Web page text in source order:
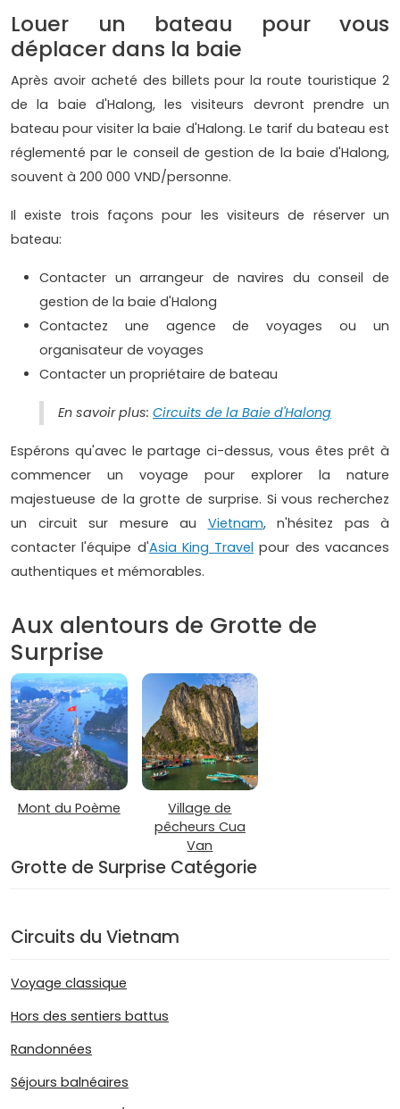
Louer un bateau pour vous
déplacer dans la baie
Après avoir acheté des billets pour la route touristique 2
de la baie d'Halong, les visiteurs devront prendre un
bateau pour visiter la baie d'Halong. Le tarif du bateau est
réglementé par le conseil de gestion de la baie d'Halong,
souvent à 200 000 VND/personne.
Il existe trois façons pour les visiteurs de réserver un
bateau:
Contacter un arrangeur de navires du conseil de
gestion de la baie d'Halong
Contactez une agence de voyages ou un
organisateur de voyages
Contacter un propriétaire de bateau
En savoir plus: Circuits de la Baie d'Halong
Espérons qu'avec le partage ci-dessus, vous êtes prêt à
commencer un voyage pour explorer la nature
majestueuse de la grotte de surprise. Si vous recherchez
un circuit sur mesure au Vietnam, n'hésitez pas à
contacter l'équipe d'Asia King Travel pour des vacances
authentiques et mémorables.
Aux alentours de Grotte de
Surprise
Mont du Poème
Village de
pêcheurs Cua
Van
Grotte de Surprise Catégorie
Circuits du Vietnam
Voyage classique
Hors des sentiers battus
Randonnées
Séjours balnéaires